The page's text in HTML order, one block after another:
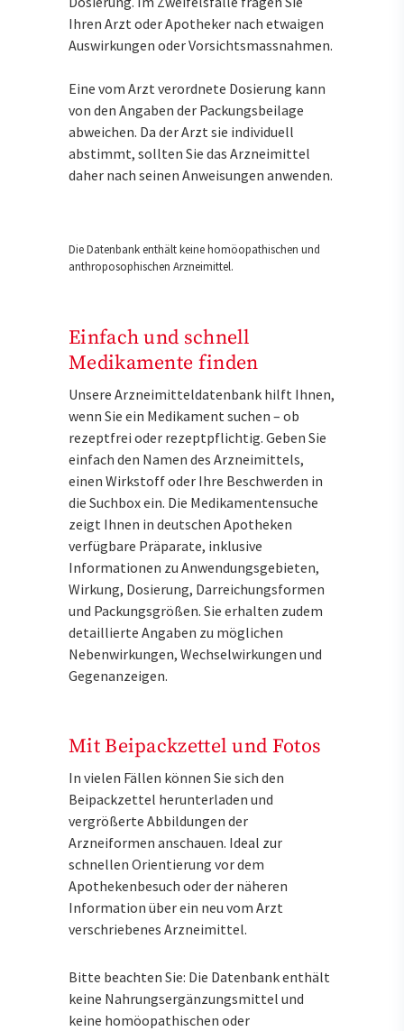
Ihren Arzt oder Apotheker nach etwaigen
Auswirkungen oder Vorsichtsmassnahmen.
Eine vom Arzt verordnete Dosierung kann
von den Angaben der Packungsbeilage
abweichen. Da der Arzt sie individuell
abstimmt, sollten Sie das Arzneimittel
daher nach seinen Anweisungen anwenden.
Die Datenbank enthält keine homöopathischen und
anthroposophischen Arzneimittel.
Einfach und schnell
Medikamente finden
Unsere Arzneimitteldatenbank hilft Ihnen,
wenn Sie ein Medikament suchen – ob
rezeptfrei oder rezeptpflichtig. Geben Sie
einfach den Namen des Arzneimittels,
einen Wirkstoff oder Ihre Beschwerden in
die Suchbox ein. Die Medikamentensuche
zeigt Ihnen in deutschen Apotheken
verfügbare Präparate, inklusive
Informationen zu Anwendungsgebieten,
Wirkung, Dosierung, Darreichungsformen
und Packungsgrößen. Sie erhalten zudem
detaillierte Angaben zu möglichen
Nebenwirkungen, Wechselwirkungen und
Gegenanzeigen.
Mit Beipackzettel und Fotos
In vielen Fällen können Sie sich den
Beipackzettel herunterladen und
vergrößerte Abbildungen der
Arzneiformen anschauen. Ideal zur
schnellen Orientierung vor dem
Apothekenbesuch oder der näheren
Information über ein neu vom Arzt
verschriebenes Arzneimittel.
Bitte beachten Sie: Die Datenbank enthält
keine Nahrungsergänzungsmittel und
keine homöopathischen oder